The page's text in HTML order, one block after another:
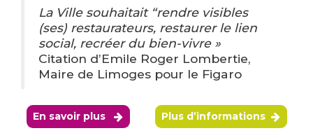
La Ville souhaitait “rendre visibles
(ses) restaurateurs, restaurer le lien
social, recréer du bien-vivre »
Citation d’Emile Roger Lombertie,
Maire de Limoges pour le Figaro
En savoir plus Plus d’informations